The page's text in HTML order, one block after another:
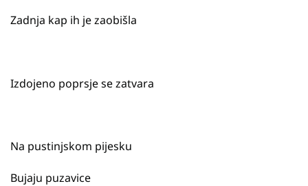
Zadnja kap ih je zaobišla
Izdojeno poprsje se zatvara
Na pustinjskom pijesku
Bujaju puzavice